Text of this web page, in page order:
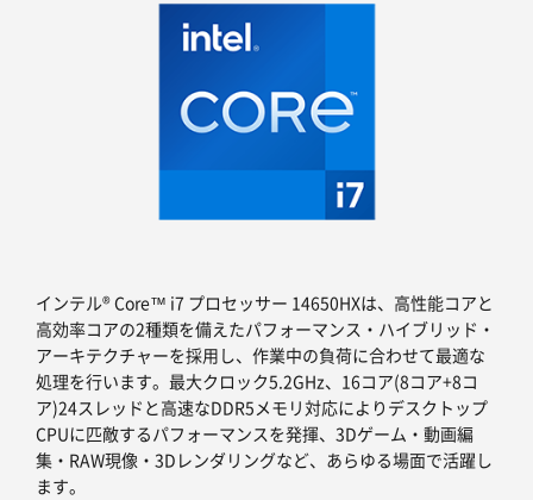
インテル® Core™ i7 プロセッサー 14650HXは、高性能コアと
高効率コアの2種類を備えたパフォーマンス・ハイブリッド・
アーキテクチャーを採用し、作業中の負荷に合わせて最適な
処理を行います。最大クロック5.2GHz、16コア(8コア+8コ
ア)24スレッドと高速なDDR5メモリ対応によりデスクトップ
CPUに匹敵するパフォーマンスを発揮、3Dゲーム・動画編
集・RAW現像・3Dレンダリングなど、あらゆる場面で活躍し
ます。